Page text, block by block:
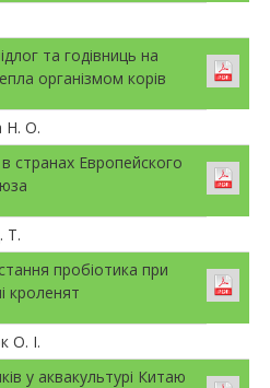
та годівниць на
організмом корів
Н. О.
странах Европейского
Т.
пробіотика при
кроленят
О. І.
у аквакультурі Китаю